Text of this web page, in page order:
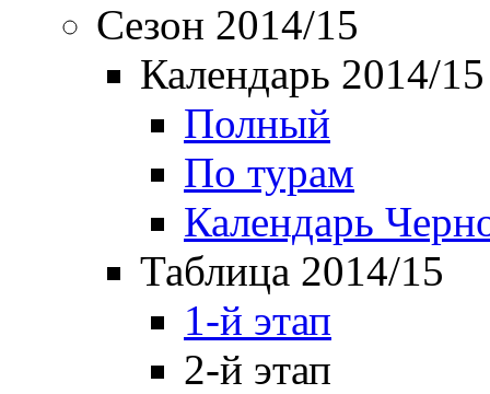
Сезон 2014/15
Календарь 2014/15
Полный
По турам
Календарь
Таблица 2014/15
1-й этап
2-й этап